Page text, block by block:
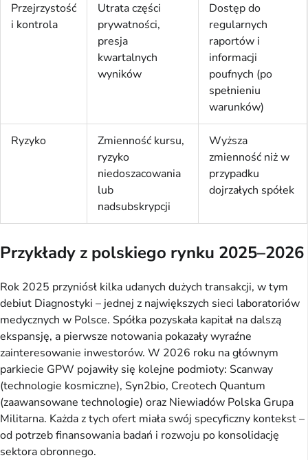
Przejrzystość
i kontrola
Utrata części
prywatności,
presja
kwartalnych
wyników
Dostęp do
regularnych
raportów i
informacji
poufnych (po
spełnieniu
warunków)
Ryzyko
Zmienność kursu,
ryzyko
niedoszacowania
lub
nadsubskrypcji
Wyższa
zmienność niż w
przypadku
dojrzałych spółek
Przykłady z polskiego rynku 2025–2026
Rok 2025 przyniósł kilka udanych dużych transakcji, w tym
debiut Diagnostyki – jednej z największych sieci laboratoriów
medycznych w Polsce. Spółka pozyskała kapitał na dalszą
ekspansję, a pierwsze notowania pokazały wyraźne
zainteresowanie inwestorów. W 2026 roku na głównym
parkiecie GPW pojawiły się kolejne podmioty: Scanway
(technologie kosmiczne), Syn2bio, Creotech Quantum
(zaawansowane technologie) oraz Niewiadów Polska Grupa
Militarna. Każda z tych ofert miała swój specyficzny kontekst –
od potrzeb finansowania badań i rozwoju po konsolidację
sektora obronnego.